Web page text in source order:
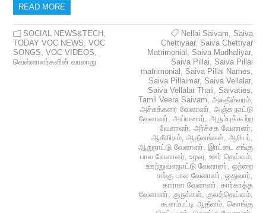
READ MORE
SOCIAL NEWS&TECH ,
TODAY VOC NEWS,VOC
SONGS,VOC VIDEOS,
வெள்ளாளர்களின் வரலாறு
Nellai Saivam, Saiva
Chettiyaar, Saiva Chettiyar
Matrimonial , Saiva Mudhaliyar,
Saiva Pillai, Saiva Pillai
matrimonial , Saiva Pillai Names,
Saiva Pillaimar, Saiva Vellalar,
Saiva Vellalar Thali, Saivaties,
Tamil Veera Saivam, அகதீஸ்வரம்,
அச்சுக்கரை வேளாளர், அஞ்சு நாட்டு
வேளாளர், அய்யனார், அரும்புக்கூற்ற
வேளாளர், அர்ச்சக வேளாளர்,
ஆசீவிகம், ஆதீனங்கள், ஆரியர்,
ஆறுநாட்டு வேளாளர், இரட்டை சங்கு
பால வேளாளர், உழவு, ஊர் தெய்வம்,
ஊற்றுவளநாட்டு வேளாளர், ஒற்றை
சங்கு பால வேளாளர், ஓதுவார்,
காராள வேளாளர், கார்காத்த
வேளாளர், குருக்கள், குலத்தெய்வம்,
கூனம்பட்டி ஆதீனம், கொங்கு